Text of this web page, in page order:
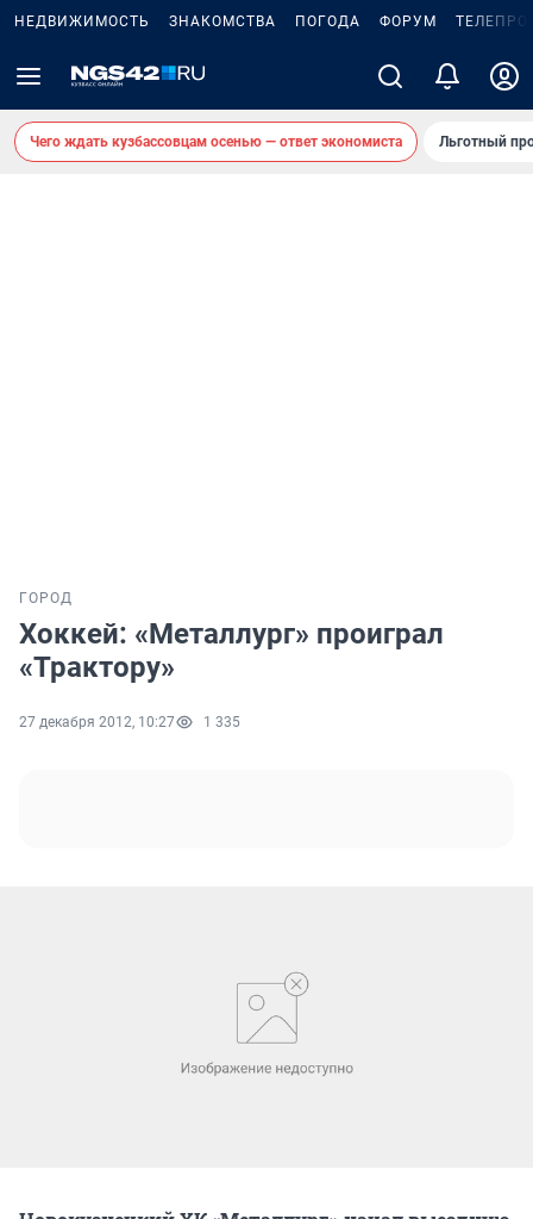
НЕДВИЖИМОСТЬ ЗНАКОМСТВА ПОГОДА ФОРУМ
Чего ждать кузбассовцам осенью — ответ экономиста Льготный
ГОРОД
Хоккей: «Металлург» проиграл
«Трактору»
27 декабря 2012, 10:27 1 335